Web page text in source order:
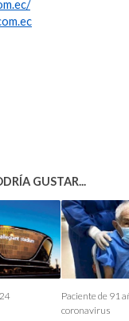
GUSTAR...
Paciente de 91
coronavirus